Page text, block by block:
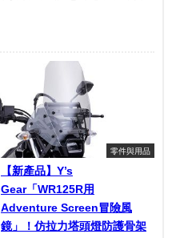
零件與用品
【新產品】Y’s
Gear「WR125R用
Adventure Screen冒險風
鏡」！仿拉力塔頭燈防護骨架